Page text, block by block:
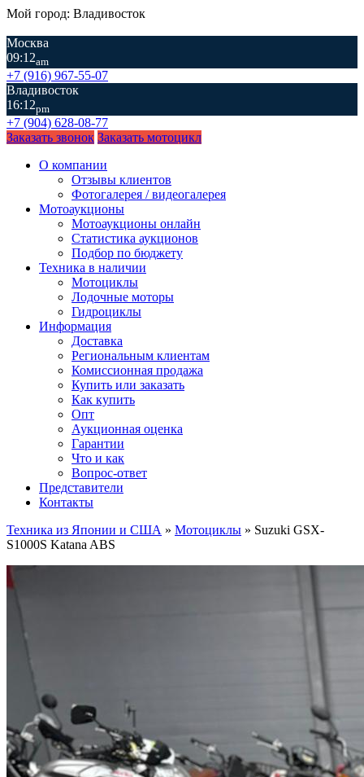
Мой город: Владивосток
Москва
09:12am
+7 (916) 967-55-07
Владивосток
16:12pm
+7 (904) 628-08-77
Заказать звонок Заказать мотоцикл
О компании
Отзывы клиентов
Фотогалерея / видеогалерея
Мотоаукционы
Мотоаукционы онлайн
Статистика аукционов
Подбор по бюджету
Техника в наличии
Мотоциклы
Лодочные моторы
Гидроциклы
Информация
Доставка
Региональным клиентам
Комиссионная продажа
Купить или заказать
Как купить
Опт
Аукционная оценка
Гарантии
Что и как
Вопрос-ответ
Представители
Контакты
Техника из Японии и США » Мотоциклы » Suzuki GSX-
S1000S Katana ABS